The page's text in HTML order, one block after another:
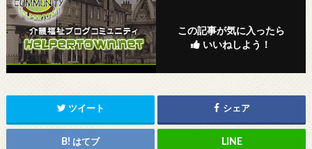
この記事が気に入ったら
いいねしよう！
ツイート シェア
はてブ